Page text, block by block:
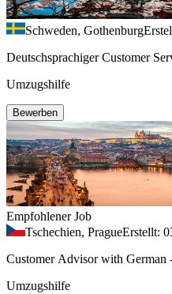
Schweden, Gothenburg
Deutschsprachiger Customer
Umzugshilfe
Bewerben
Empfohlener Job
Tschechien, PragueErstellt:
Customer Advisor with
Umzugshilfe